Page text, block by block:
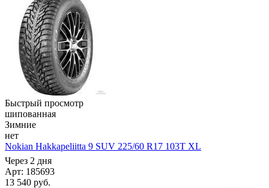
Быстрый просмотр
шипованная
Зимние
нет
Nokian Hakkapeliitta 9 SUV 225/60 R17 103T XL
Через 2 дня
Арт: 185693
13 540 руб.